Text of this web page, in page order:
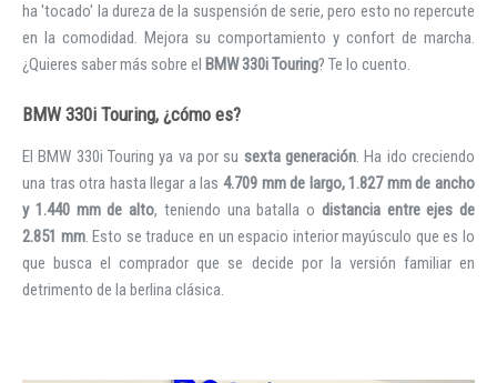
ha 'tocado' la dureza de la suspensión de serie, pero esto no repercute
en la comodidad. Mejora su comportamiento y confort de marcha.
¿Quieres saber más sobre el BMW 330i Touring? Te lo cuento.
BMW 330i Touring, ¿cómo es?
El BMW 330i Touring ya va por su sexta generación . Ha ido creciendo
una tras otra hasta llegar a las 4.709 mm de largo, 1.827 mm de ancho
y 1.440 mm de alto, teniendo una batalla o distancia entre ejes de
2.851 mm. Esto se traduce en un espacio interior mayúsculo que es lo
que busca el comprador que se decide por la versión familiar en
detrimento de la berlina clásica.